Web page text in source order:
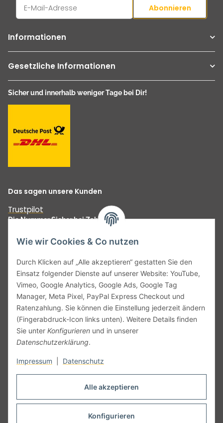
Alle akzeptieren
Konfigurieren
Wie wir Cookies & Co nutzen
Durch Klicken auf „Alle akzeptieren“ gestatten Sie den
Einsatz folgender Dienste auf unserer Website: YouTube,
Vimeo, Google Analytics, Google Ads, Google Tag
Manager, Meta Pixel, PayPal Express Checkout und
Ratenzahlung. Sie können die Einstellung jederzeit ändern
(Fingerabdruck-Icon links unten). Weitere Details finden
Sie unter Konfigurieren und in unserer
Datenschutzerklärung.
Impressum Datenschutz
Abonnieren
Informationen
Gesetzliche Informationen
Sicher und innerhalb weniger Tage bei Dir!
Das sagen unsere Kunden
Trustpilot
Die Nummer Sicher bei Zahlungen
Unser Versprechen: